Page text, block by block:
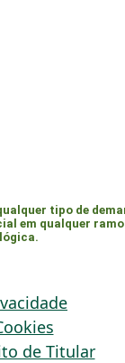
tipo de
em qualquer ramo
de Titular